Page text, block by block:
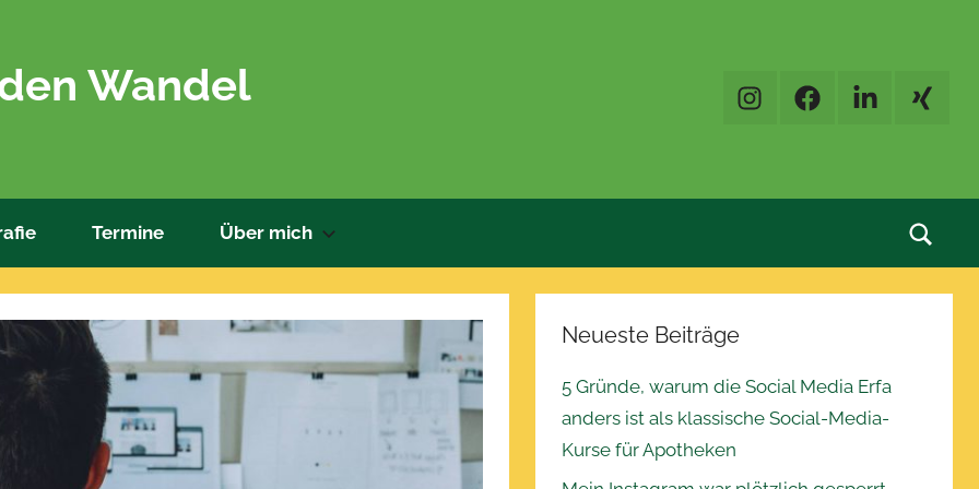
Wandel InstagramFacebookLinkedInXING
Termine Über mich
Neueste Beiträge
5 Gründe, warum die Social Media Erfa
anders ist als klassische Social-Media-
Kurse für Apotheken